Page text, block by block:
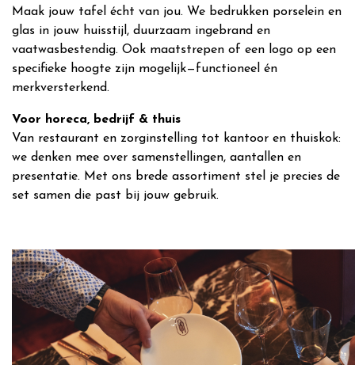
Maak jouw tafel écht van jou. We bedrukken porselein en
glas in jouw huisstijl, duurzaam ingebrand en
vaatwasbestendig. Ook maatstrepen of een logo op een
specifieke hoogte zijn mogelijk—functioneel én
merkversterkend.
Voor horeca, bedrijf & thuis
Van restaurant en zorginstelling tot kantoor en thuiskok:
we denken mee over samenstellingen, aantallen en
presentatie. Met ons brede assortiment stel je precies de
set samen die past bij jouw gebruik.